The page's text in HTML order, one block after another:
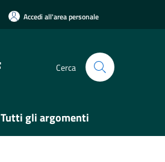
Accedi all'area personale
Cerca
Tutti gli argomenti